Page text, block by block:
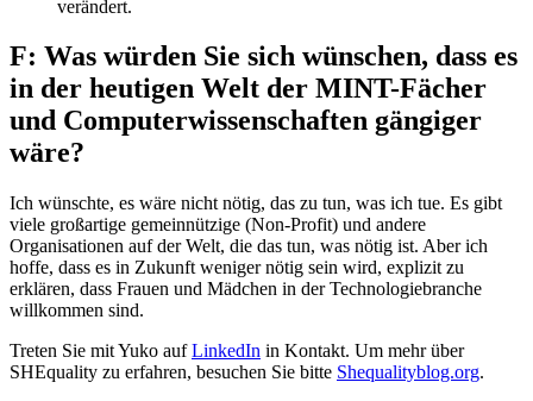
verändert.
F: Was würden Sie sich wünschen, dass es
in der heutigen Welt der MINT-Fächer
und Computerwissenschaften gängiger
wäre?
Ich wünschte, es wäre nicht nötig, das zu tun, was ich tue. Es gibt
viele großartige gemeinnützige (Non-Profit) und andere
Organisationen auf der Welt, die das tun, was nötig ist. Aber ich
hoffe, dass es in Zukunft weniger nötig sein wird, explizit zu
erklären, dass Frauen und Mädchen in der Technologiebranche
willkommen sind.
Treten Sie mit Yuko aufLinkedIn in Kontakt. Um mehr über
SHEquality zu erfahren, besuchen Sie bitte Shequalityblog.org.